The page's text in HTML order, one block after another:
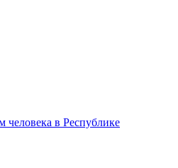
в Республике